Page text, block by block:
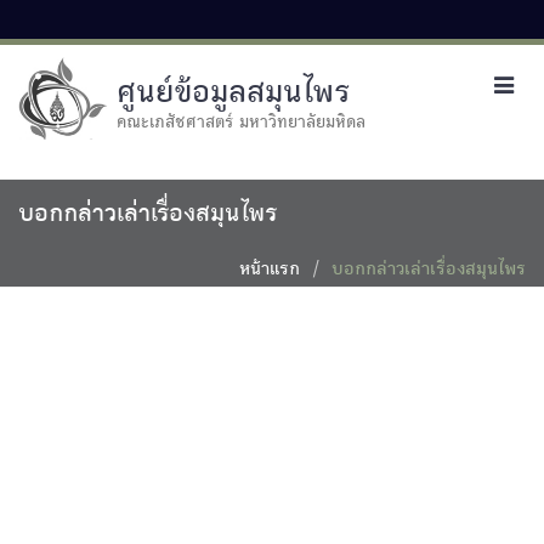
ศูนย์ข้อมูลสมุนไพร
คณะเภสัชศาสตร์ มหาวิทยาลัยมหิดล
บอกกล่าวเล่าเรื่องสมุนไพร
หน้าแรก บอกกล่าวเล่าเรื่องสมุนไพร